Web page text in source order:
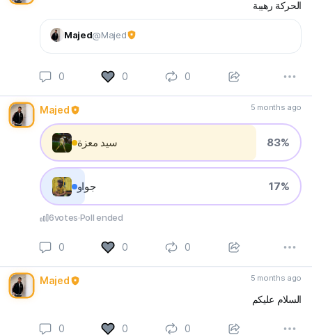
الحركة رهيبة
Majed@Majed
0 0 0
Majed 5 months ago
سيد معزة 83%
جواو 17%
6votes Poll ended
0 0 0
Majed 5 months ago
السلام عليكم
0 0 0